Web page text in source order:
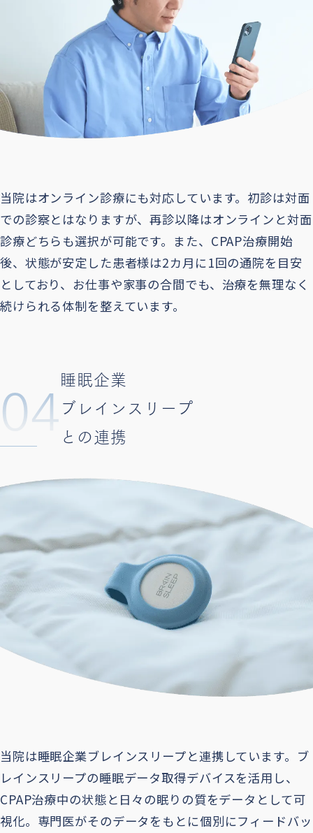
当院はオンライン診療にも対応しています。初診は対面
での診察とはなりますが、再診以降はオンラインと対面
診療どちらも選択が可能です。また、CPAP治療開始
後、状態が安定した患者様は2カ月に1回の通院を目安
としており、お仕事や家事の合間でも、治療を無理なく
続けられる体制を整えています。
04睡眠企業
ブレインスリープ
との連携
当院は睡眠企業ブレインスリープと連携しています。ブ
レインスリープの睡眠データ取得デバイスを活用し、
CPAP治療中の状態と日々の眠りの質をデータとして可
視化。専門医がそのデータをもとに個別にフィードバッ